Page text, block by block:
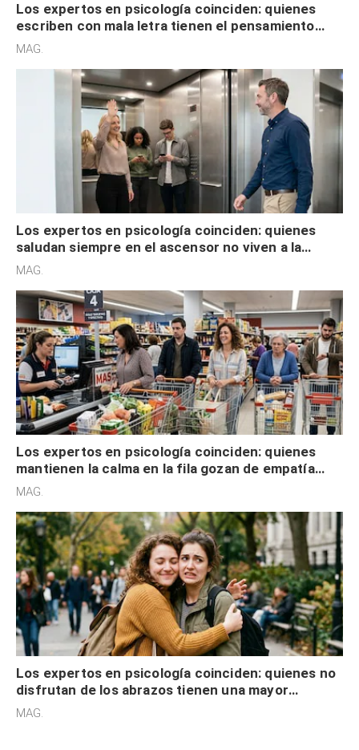
Los expertos en psicología coinciden: quienes
escriben con mala letra tienen el pensamiento
acelerado y no lo hacen por desinterés
MAG.
Los expertos en psicología coinciden: quienes
saludan siempre en el ascensor no viven a la
defensiva y tienen apertura social
MAG.
Los expertos en psicología coinciden: quienes
mantienen la calma en la fila gozan de empatía
cognitiva, gratitud y no solo tienen autocontrol
MAG.
Los expertos en psicología coinciden: quienes no
disfrutan de los abrazos tienen una mayor
sensibilidad a los estímulos físicos y no es por
MAG.